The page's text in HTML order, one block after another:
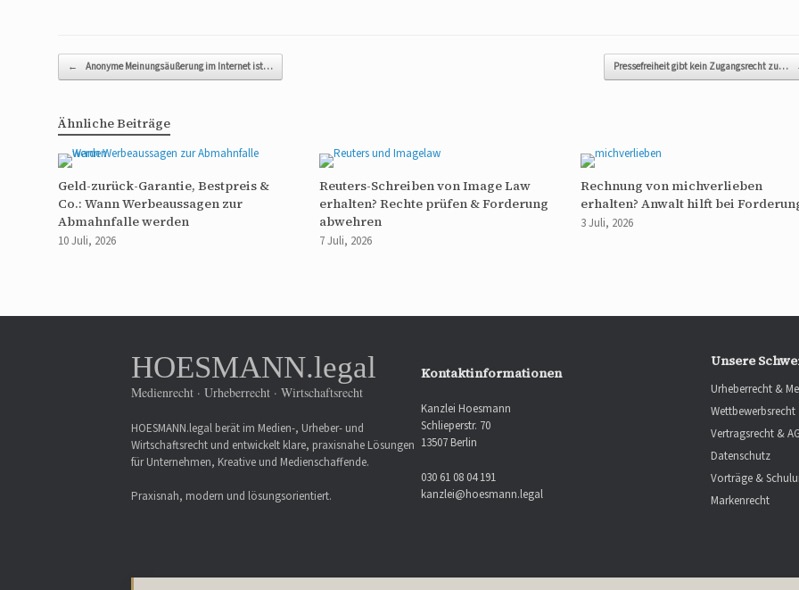
Beitragsnavigation
← Anonyme Meinungsäußerung im Internet ist… Pressefreiheit gibt kein Zugangsrecht zu…
Ähnliche Beiträge
Geld-zurück-Garantie, Bestpreis &
Co.: Wann Werbeaussagen zur
Abmahnfalle werden
10 Juli, 2026
Reuters-Schreiben von Image Law
erhalten? Rechte prüfen & Forderung
abwehren
7 Juli, 2026
Rechnung von michverlieben
erhalten? Anwalt hilft bei
3 Juli, 2026
HOESMANN.legal
Medienrecht · Urheberrecht · Wirtschaftsrecht
HOESMANN.legal berät im Medien-, Urheber- und
Wirtschaftsrecht und entwickelt klare, praxisnahe Lösungen
für Unternehmen, Kreative und Medienschaffende.
Praxisnah, modern und lösungsorientiert.
Kontaktinformationen
Kanzlei Hoesmann
Schlieperstr. 70
13507 Berlin
030 61 08 04 191
kanzlei@hoesmann.legal
Unsere
Urheberrecht &
Wettbewerbsrecht
Vertragsrecht &
Datenschutz
Vorträge &
Markenrecht